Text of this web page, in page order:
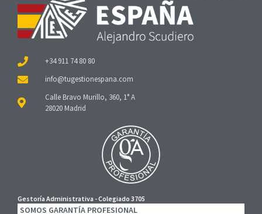
+34 911 74 80 80
Calle Bravo Murillo, 360, 1° A
28020 Madrid
Gestoría Administrativa - Colegiado 3705
SOMOS GARANTÍA PROFESIONAL